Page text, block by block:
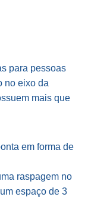
para pessoas
no eixo da
mais que
em forma de
raspagem no
espaço de 3